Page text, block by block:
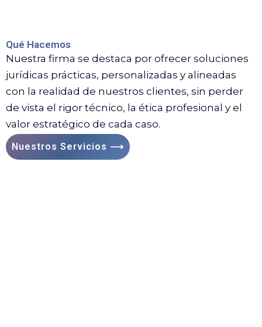
Qué Hacemos
Nuestra firma se destaca por ofrecer soluciones
jurídicas prácticas, personalizadas y alineadas
con la realidad de nuestros clientes, sin perder
de vista el rigor técnico, la ética profesional y el
valor estratégico de cada caso.
Nuestros Servicios ⟶